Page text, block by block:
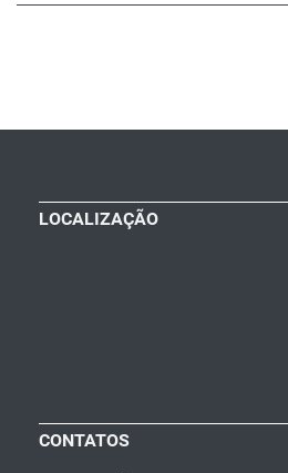
LOCALIZAÇÃO
CONTATOS